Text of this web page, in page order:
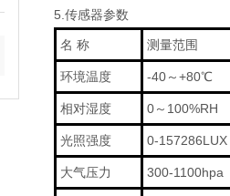
5.传感器参数
名 称 测量范围
环境温度 -40～+80℃
相对湿度 0～100%RH
光照强度 0-157286LUX
大气压力 300-1100hpa